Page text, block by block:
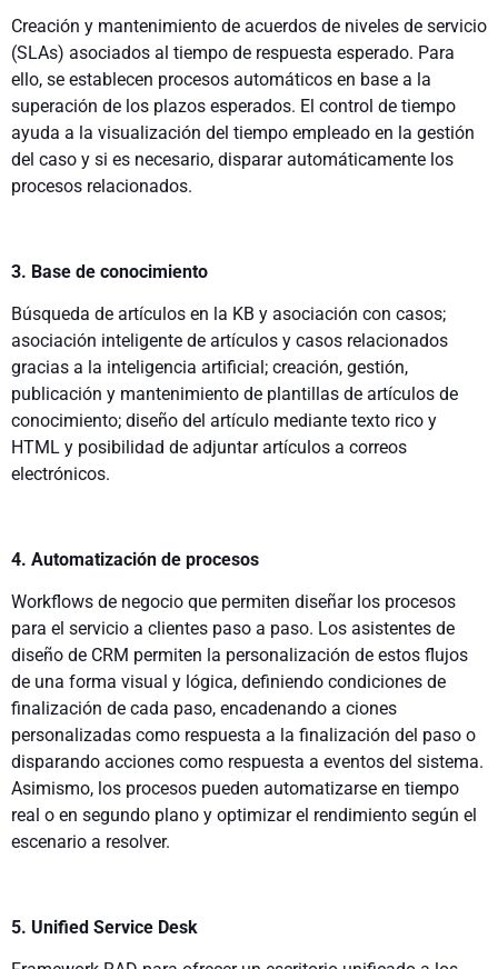
Creación y mantenimiento de acuerdos de niveles de servicio
(SLAs) asociados al tiempo de respuesta esperado. Para
ello, se establecen procesos automáticos en base a la
superación de los plazos esperados. El control de tiempo
ayuda a la visualización del tiempo empleado en la gestión
del caso y si es necesario, disparar automáticamente los
procesos relacionados.
3. Base de conocimiento
Búsqueda de artículos en la KB y asociación con casos;
asociación inteligente de artículos y casos relacionados
gracias a la inteligencia artificial; creación, gestión,
publicación y mantenimiento de plantillas de artículos de
conocimiento; diseño del artículo mediante texto rico y
HTML y posibilidad de adjuntar artículos a correos
electrónicos.
4. Automatización de procesos
Workflows de negocio que permiten diseñar los procesos
para el servicio a clientes paso a paso. Los asistentes de
diseño de CRM permiten la personalización de estos flujos
de una forma visual y lógica, definiendo condiciones de
finalización de cada paso, encadenando a ciones
personalizadas como respuesta a la finalización del paso o
disparando acciones como respuesta a eventos del sistema.
Asimismo, los procesos pueden automatizarse en tiempo
real o en segundo plano y optimizar el rendimiento según el
escenario a resolver.
5. Unified Service Desk